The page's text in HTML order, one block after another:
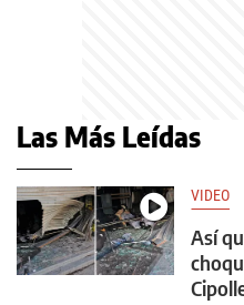
Las Más Leídas
VIDEO
Así